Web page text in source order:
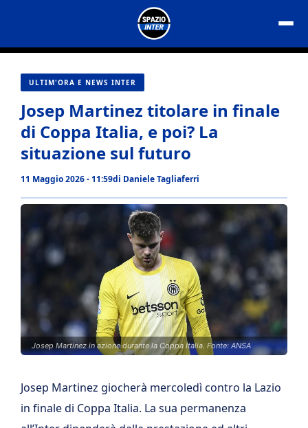
contenuto
ULTIM'ORA E NEWS INTER
Josep Martinez titolare in finale
di Coppa Italia, e poi? La
situazione sul futuro
11 Maggio 2026 - 11:59di Daniele Tagliaferri
Josep Martinez in azione durante la Coppa Italia. Fonte: ANSA
Josep Martinez giocherà mercoledì contro la Lazio
in finale di Coppa Italia. La sua permanenza